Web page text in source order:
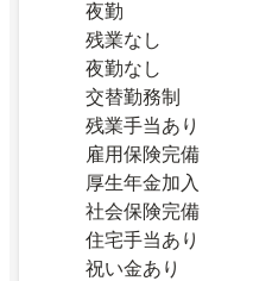
夜勤
残業なし
夜勤なし
交替勤務制
残業手当あり
雇用保険完備
厚生年金加入
社会保険完備
住宅手当あり
祝い金あり